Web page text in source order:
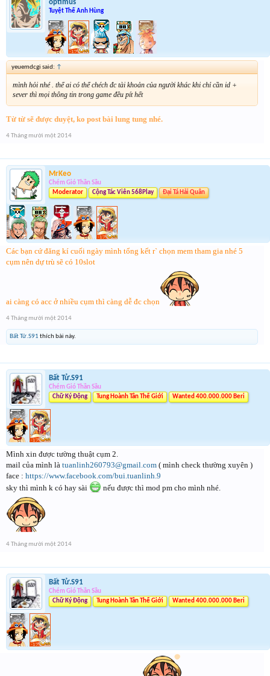
optimus
Tuyệt Thế Anh Hùng
yeuemdcgi said: ↑
mình hỏi nhé . thế ai có thể chéch đc tài khoản của người khác khi chỉ cần id +
sever thì mọi thông tin trong game đều pít hết
Từ từ sẽ được duyệt, ko post bài lung tung nhé.
4 Tháng mười một 2014
MrKeo
Chém Gió Thần Sầu
Moderator
Cộng Tác Viên 568Play Đại Tá Hải Quân
Các bạn cứ đăng kí cuối ngày mình tổng kết r` chọn mem tham gia nhé 5
cụm nên dự trù sẽ có 10slot
ai càng có acc ở nhiều cụm thì càng dễ đc chọn
4 Tháng mười một 2014
Bất Tử.S91 thích bài này.
Bất Tử.S91
Chém Gió Thần Sầu
Chữ Ký Động
Tung Hoành Tân Thế Giới Wanted 400.000.000 Beri
Mình xin được tường thuật cụm 2.
mail của mình là tuanlinh260793@gmail.com ( mình check thường xuyên )
face : https://www.facebook.com/bui.tuanlinh.9
sky thì mình k có hay sài
nếu được thì mod pm cho mình nhé.
4 Tháng mười một 2014
Bất Tử.S91
Chém Gió Thần Sầu
Chữ Ký Động
Tung Hoành Tân Thế Giới Wanted 400.000.000 Beri